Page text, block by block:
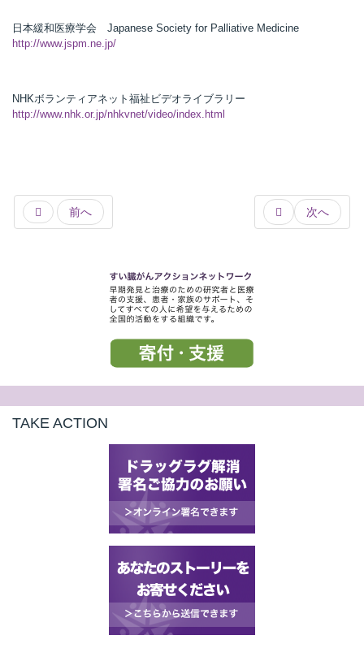
日本緩和医療学会 Japanese Society for Palliative Medicine
http://www.jspm.ne.jp/
NHKボランティアネット福祉ビデオライブラリー
http://www.nhk.or.jp/nhkvnet/video/index.html
前へ 次へ
TAKE ACTION